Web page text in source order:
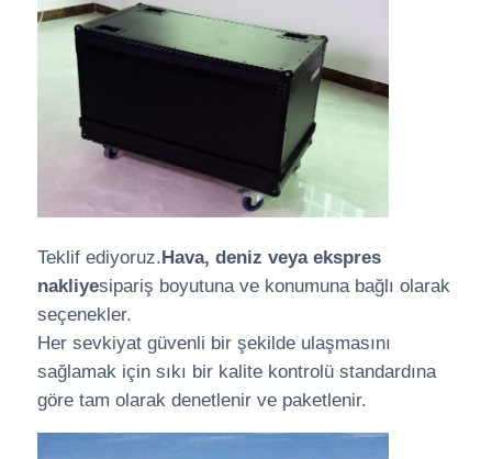
Teklif ediyoruz.Hava, deniz veya ekspres
nakliyesipariş boyutuna ve konumuna bağlı olarak
seçenekler.
Her sevkiyat güvenli bir şekilde ulaşmasını
sağlamak için sıkı bir kalite kontrolü standardına
göre tam olarak denetlenir ve paketlenir.